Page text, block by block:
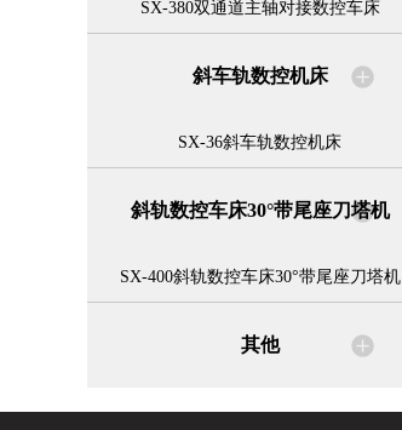
SX-380双通道主轴对接数控车床
斜车轨数控机床
SX-36斜车轨数控机床
斜轨数控车床30°带尾座刀塔机
SX-400斜轨数控车床30°带尾座刀塔机
其他